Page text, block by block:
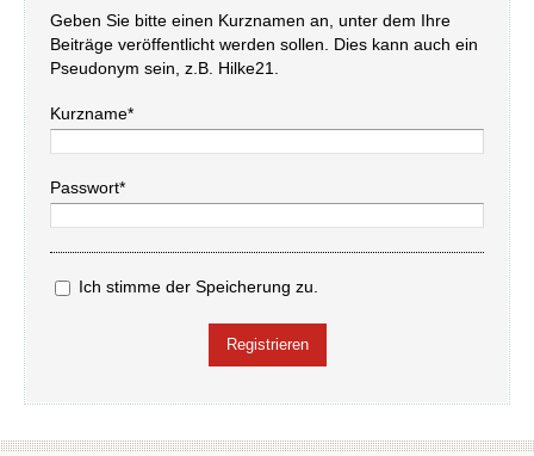
Geben Sie bitte einen Kurznamen an, unter dem Ihre
Beiträge veröffentlicht werden sollen. Dies kann auch ein
Pseudonym sein, z.B. Hilke21.
Kurzname*
Passwort*
Ich stimme der Speicherung zu.